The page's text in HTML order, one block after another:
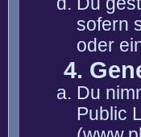
sofern
oder
4.
Du
Public